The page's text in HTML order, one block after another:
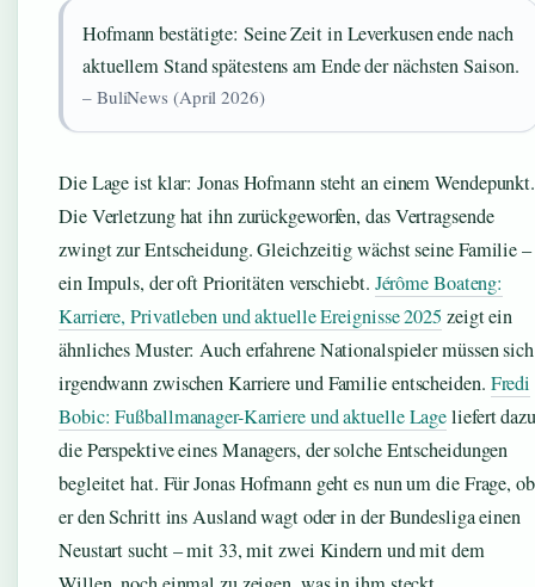
Hofmann bestätigte: Seine Zeit in Leverkusen ende nach
aktuellem Stand spätestens am Ende der nächsten Saison.
– BuliNews (April 2026)
Die Lage ist klar: Jonas Hofmann steht an einem Wendepunkt.
Die Verletzung hat ihn zurückgeworfen, das Vertragsende
zwingt zur Entscheidung. Gleichzeitig wächst seine Familie –
ein Impuls, der oft Prioritäten verschiebt. Jérôme Boateng:
Karriere, Privatleben und aktuelle Ereignisse 2025 zeigt ein
ähnliches Muster: Auch erfahrene Nationalspieler müssen sich
irgendwann zwischen Karriere und Familie entscheiden. Fredi
Bobic: Fußballmanager-Karriere und aktuelle Lageliefert dazu
die Perspektive eines Managers, der solche Entscheidungen
begleitet hat. Für Jonas Hofmann geht es nun um die Frage, ob
er den Schritt ins Ausland wagt oder in der Bundesliga einen
Neustart sucht – mit 33, mit zwei Kindern und mit dem